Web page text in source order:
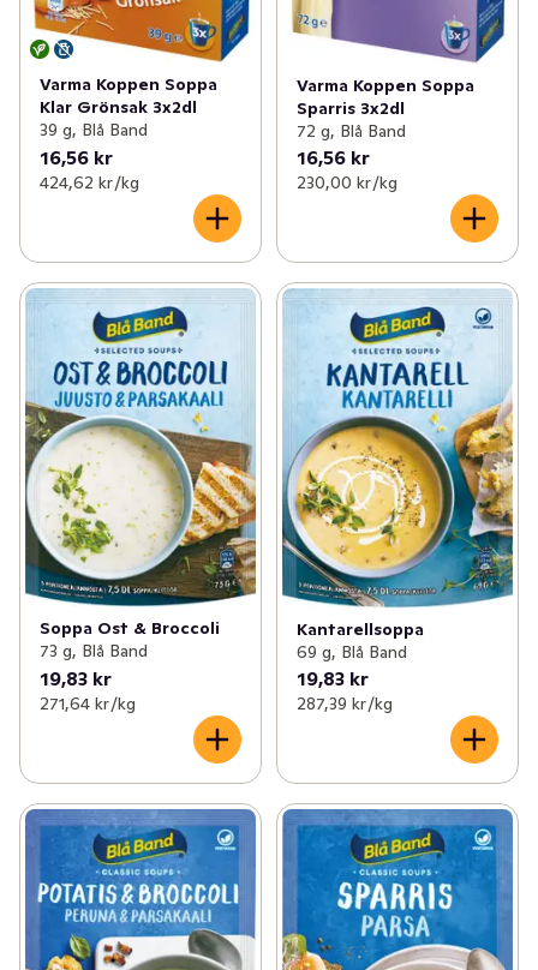
Varma Koppen Soppa
Klar Grönsak 3x2dl
39 g, Blå Band
16,56 kr
424,62 kr /kg
Varma Koppen Soppa
Sparris 3x2dl
72 g, Blå Band
16,56 kr
230,00 kr /kg
Soppa Ost & Broccoli
73 g, Blå Band
19,83 kr
271,64 kr /kg
Kantarellsoppa
69 g, Blå Band
19,83 kr
287,39 kr /kg